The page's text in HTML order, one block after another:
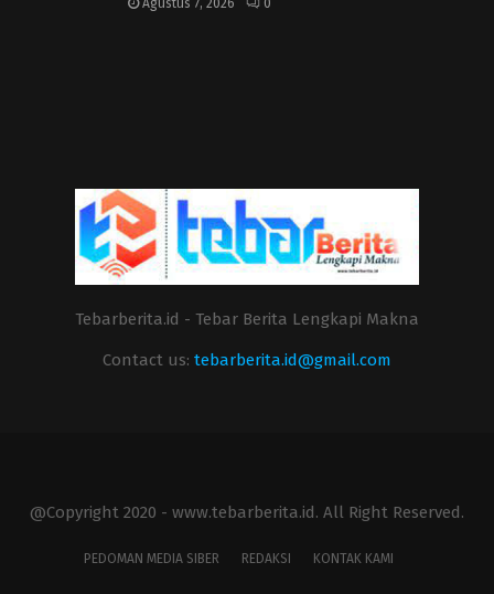
Agustus 7, 2026 0
Tebarberita.id - Tebar Berita Lengkapi Makna
Contact us: tebarberita.id@gmail.com
@Copyright 2020 - www.tebarberita.id. All Right Reserved.
PEDOMAN MEDIA SIBER REDAKSI KONTAK KAMI